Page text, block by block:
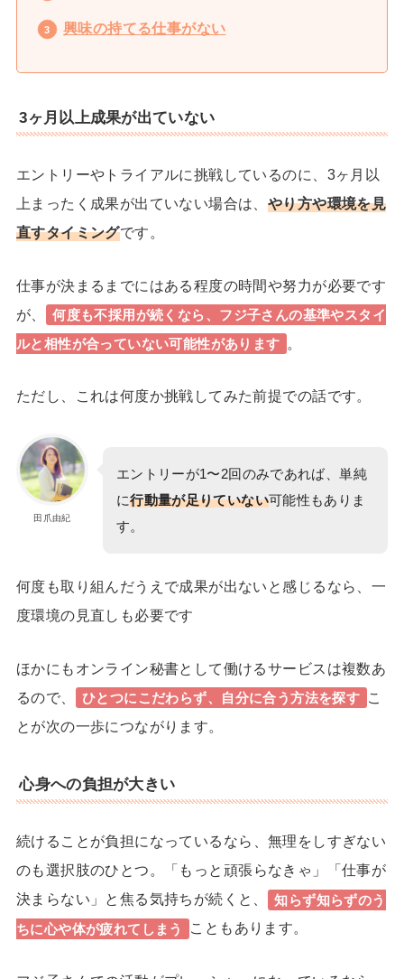
興味の持てる仕事がない
3ヶ月以上成果が出ていない
エントリーやトライアルに挑戦しているのに、 3ヶ月以
上まったく成果が出ていない場合は、 やり方や環境を見
直すタイミングです。
仕事が決まるまでにはある程度の時間や努力が必要です
が、
何度も不採用が続くなら、 フジ子さんの基準やスタイ
ルと相性が合っていない可能性があります
。
ただし、これは何度か挑戦してみた前提での話です。
田爪由紀
エントリーが1〜2回のみであれば、単純
に行動量が足りていない可能性 もありま
す。
何度も取り組んだうえで成果が出ないと感じるなら、一
度環境の見直しも必要です
ほかにもオンライン秘書として働けるサービスは複数あ
るので、
ひとつにこだわらず、 自分に合う方法を探す
こ
とが次の一歩につながります。
心身への負担が大きい
続けることが負担になっているなら、無理をしすぎない
のも選択肢のひとつ。
「もっと頑張らなきゃ」「仕事が
決まらない」と焦る気持ちが続くと、
知らず知らずのう
ちに心や体が疲れてしまう
こともあります。